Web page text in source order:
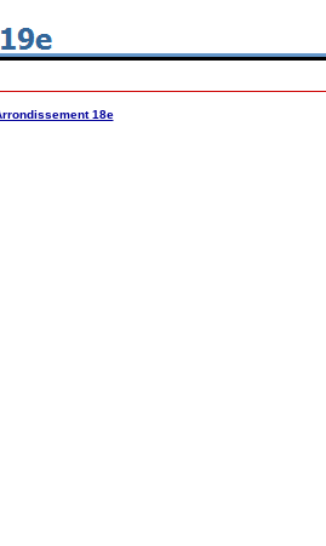
18e